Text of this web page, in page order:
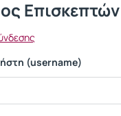
(username)